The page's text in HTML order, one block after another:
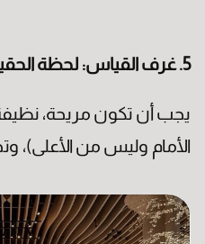
5. غرف القياس: لحظة الحقيقة
يجب أن تكون مريحة،
الأمام وليس من الأعلى)،